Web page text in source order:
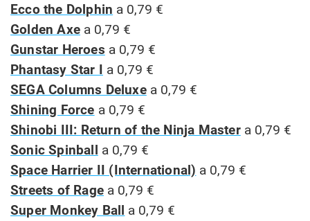
Ecco the Dolphin a 0,79 €
Golden Axe a 0,79 €
Gunstar Heroes a 0,79 €
Phantasy Star I a 0,79 €
SEGA Columns Deluxea 0,79 €
Shining Force a 0,79 €
Shinobi III: Return of the Ninja Mastera 0,79 €
Sonic Spinball a 0,79 €
Space Harrier II (International) a 0,79 €
Streets of Rage a 0,79 €
Super Monkey Ball a 0,79 €